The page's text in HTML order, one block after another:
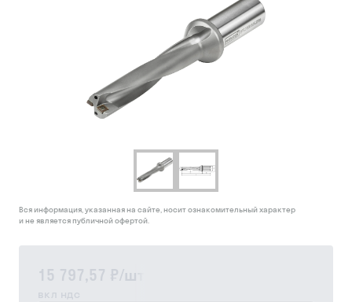
15 797,57 ₽/шт
вкл ндс
Вся информация, указанная на сайте, носит ознакомительный характер
и не является публичной офертой.